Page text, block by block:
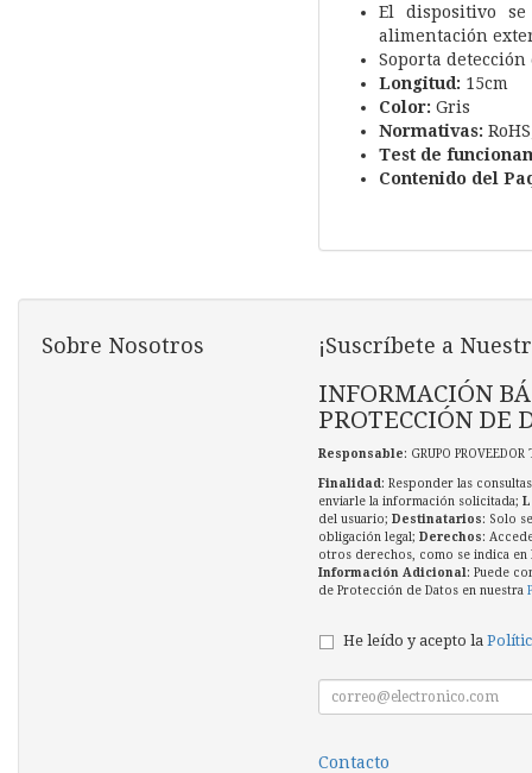
El dispositivo
alimentación
Soporta
Longitud: 15cm
Color: Gris
Normativas:
Test de
Contenido del
Sobre Nosotros ¡Suscríbete a
INFORMACIÓN
PROTECCIÓN DE
Responsable: GRUPO
Finalidad : Responder las
enviarle la información solicitada;
del usuario; Destinatarios: Solo
obligación legal; Derechos:
otros derechos, como se indica en
Información Adicional : Puede
de Protección de Datos en nuestra
He leído y acepto la
Contacto